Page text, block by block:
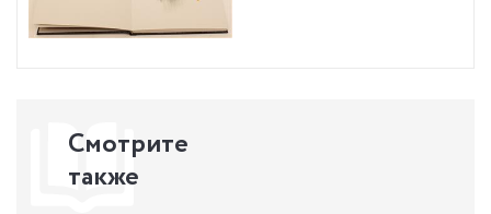
Смотрите
также